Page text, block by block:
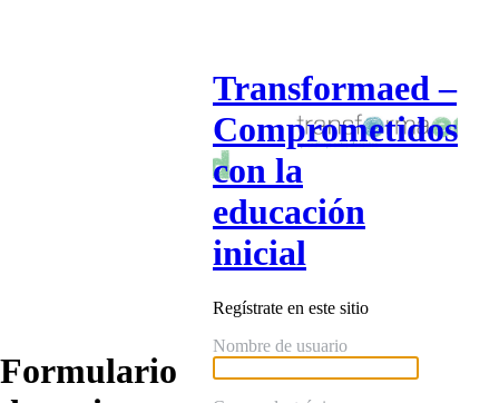
Formulario
Transformaed –
Comprometidos
con la
educación
inicial
Regístrate en este sitio
Nombre de usuario